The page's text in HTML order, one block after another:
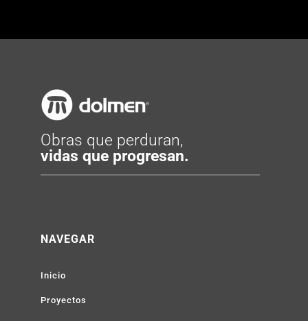
Obras que perduran,
vidas que progresan.
NAVEGAR
Inicio
Proyectos